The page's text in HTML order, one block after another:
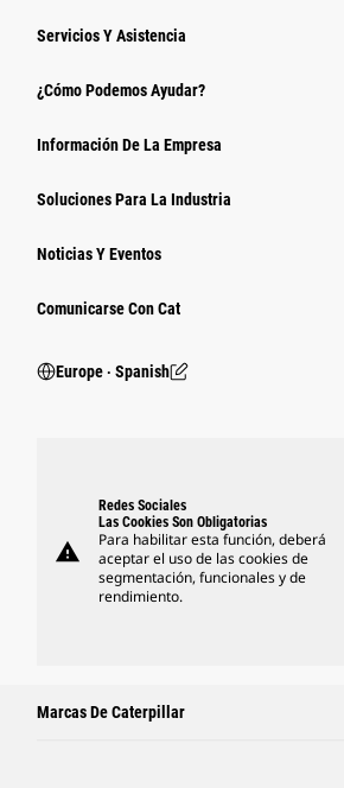
Servicios Y Asistencia
¿Cómo Podemos Ayudar?
Información De La Empresa
Soluciones Para La Industria
Noticias Y Eventos
Comunicarse Con Cat
Europe ‧ Spanish
warning
Redes Sociales
Las Cookies Son Obligatorias
Para habilitar esta función, deberá
aceptar el uso de las cookies de
segmentación, funcionales y de
rendimiento.
Marcas De Caterpillar